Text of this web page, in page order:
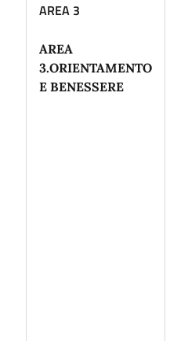
AREA 3
AREA
3.ORIENTAMENTO
E BENESSERE